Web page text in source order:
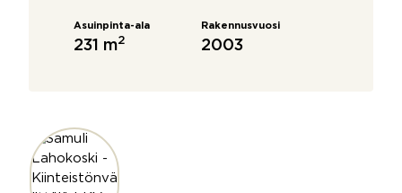
Asuinpinta-ala
231 m2
Rakennusvuosi
2003